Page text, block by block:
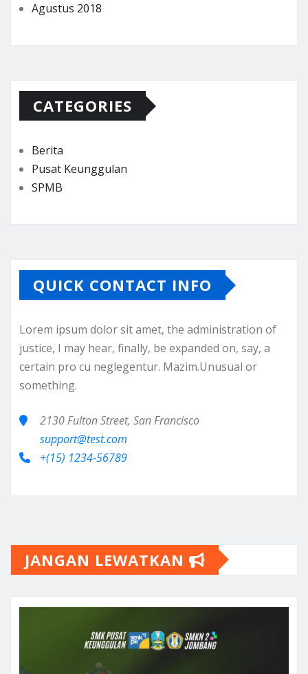
Agustus 2018
CATEGORIES
Berita
Pusat Keunggulan
SPMB
QUICK CONTACT INFO
Lorem ipsum dolor sit amet, the administration of
justice, I may hear, finally, be expanded on, say, a
certain pro cu neglegentur. Mazim.Unusual or
something.
2130 Fulton Street, San Francisco
support@test.com
+(15) 1234-56789
JANGAN LEWATKAN